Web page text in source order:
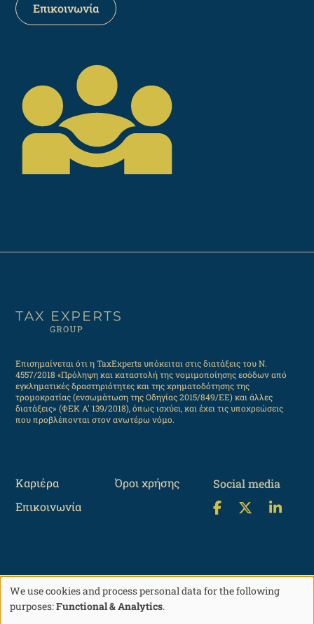
Επικοινωνία
Επισημαίνεται ότι η TaxExperts υπόκειται στις διατάξεις του Ν.
4557/2018 «Πρόληψη και καταστολή της νομιμοποίησης εσόδων από
εγκληματικές δραστηριότητες και της χρηματοδότησης της
τρομοκρατίας (ενσωμάτωση της Οδηγίας 2015/849/ΕΕ) και άλλες
διατάξεις» (ΦΕΚ Α' 139/2018), όπως ισχύει, και έχει τις υποχρεώσεις
που προβλέπονται στον ανωτέρω νόμο.
Καριέρα
Επικοινωνία
Όροι χρήσης Social media
©2004-2026 TaxExperts, All rights reserved
Use
We use cookies and process personal data for the following
purposes:Functional & Analytics.